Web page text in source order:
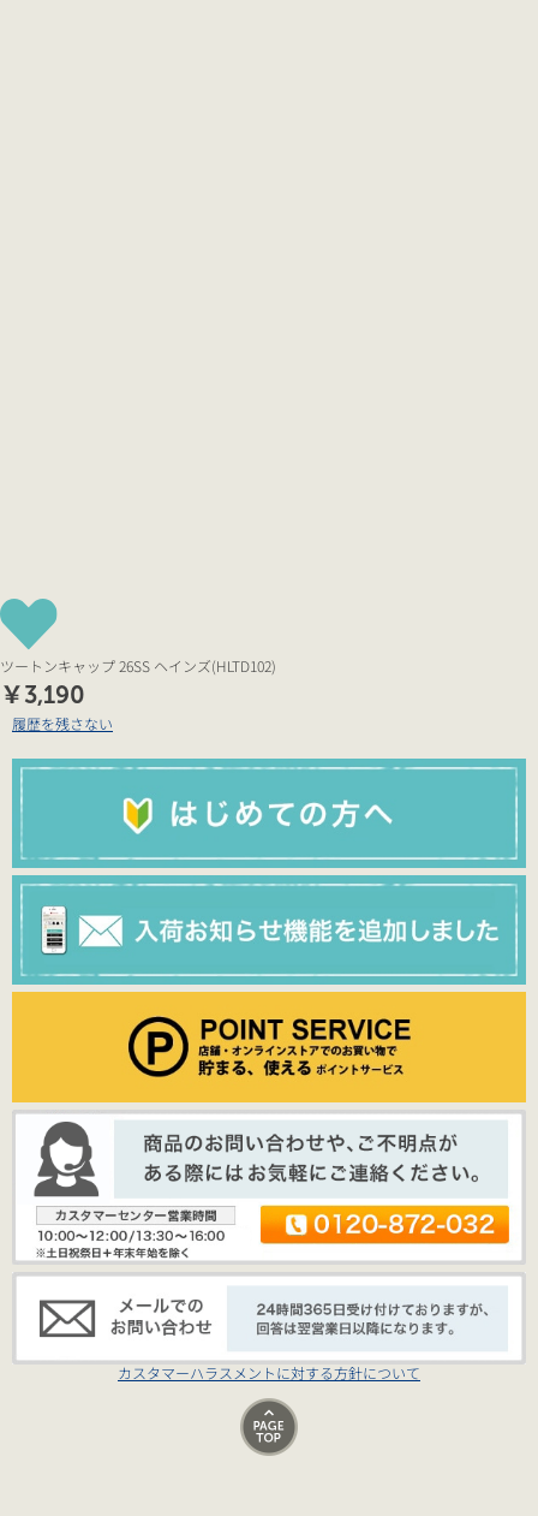
ツートンキャップ 26SS ヘインズ(HLTD102)
￥3,190
履歴を残さない
カスタマーハラスメントに対する方針について